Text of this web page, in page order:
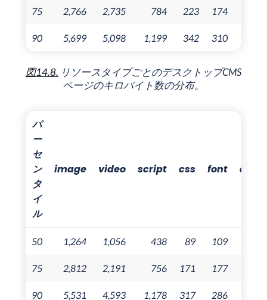
75 2,766 2,735 784 223 174
90 5,699 5,098 1,199 342 310
図14.8. リソースタイプごとのデスクトップCMS
ページのキロバイト数の分布。
パ
ー
セ
ン
タ
イ
ル
image video script css font
50 1,264 1,056 438 89 109
75 2,812 2,191 756 171 177
90 5,531 4,593 1,178 317 286